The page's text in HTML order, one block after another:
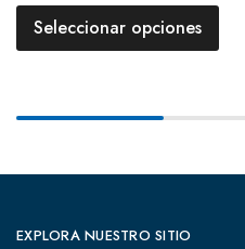
Seleccionar opciones
EXPLORA NUESTRO SITIO